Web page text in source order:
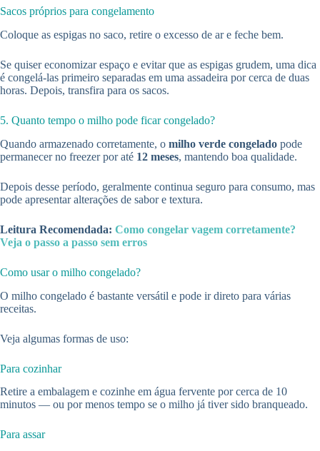
Sacos próprios para congelamento
Coloque as espigas no saco, retire o excesso de ar e feche bem.
Se quiser economizar espaço e evitar que as espigas grudem, uma dica
é congelá-las primeiro separadas em uma assadeira por cerca de duas
horas. Depois, transfira para os sacos.
5. Quanto tempo o milho pode ficar congelado?
Quando armazenado corretamente, o milho verde congelado pode
permanecer no freezer por até 12 meses, mantendo boa qualidade.
Depois desse período, geralmente continua seguro para consumo, mas
pode apresentar alterações de sabor e textura.
Leitura Recomendada: Como congelar vagem corretamente?
Veja o passo a passo sem erros
Como usar o milho congelado?
O milho congelado é bastante versátil e pode ir direto para várias
receitas.
Veja algumas formas de uso:
Para cozinhar
Retire a embalagem e cozinhe em água fervente por cerca de 10
minutos — ou por menos tempo se o milho já tiver sido branqueado.
Para assar